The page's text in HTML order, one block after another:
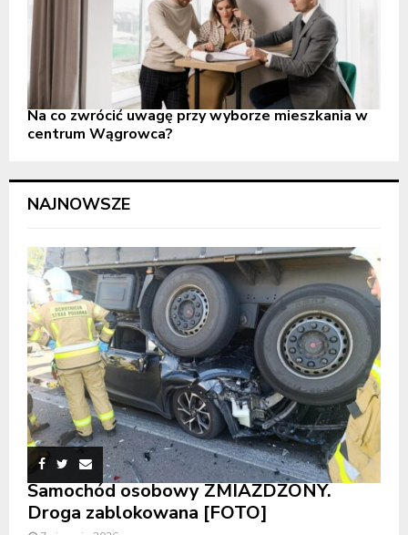
Na co zwrócić uwagę przy wyborze mieszkania w
centrum Wągrowca?
NAJNOWSZE
Samochód osobowy ZMIAŻDŻONY.
Droga zablokowana [FOTO]